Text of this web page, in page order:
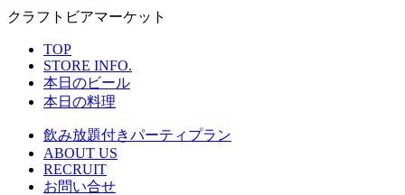
クラフトビアマーケット
TOP
STORE INFO.
本日のビール
本日の料理
飲み放題付きパーティプラン
ABOUT US
RECRUIT
お問い合せ